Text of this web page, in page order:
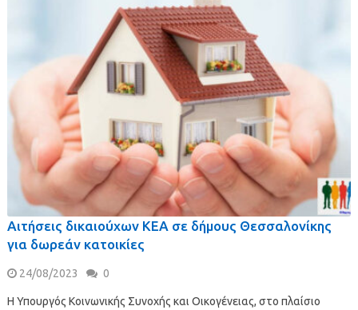
Αιτήσεις δικαιούχων ΚΕΑ σε δήμους Θεσσαλονίκης
για δωρεάν κατοικίες
24/08/2023 0
Η Υπουργός Κοινωνικής Συνοχής και Οικογένειας, στο πλαίσιο